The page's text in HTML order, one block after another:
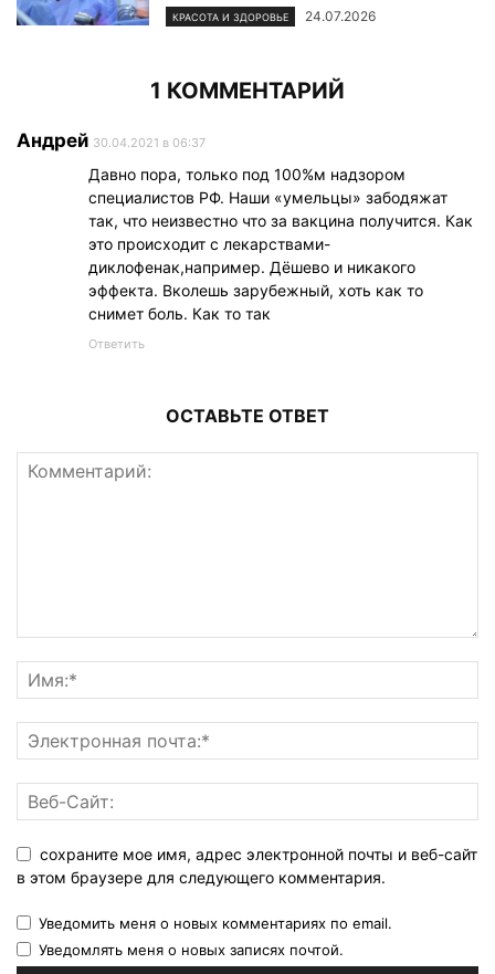
КРАСОТА И ЗДОРОВЬЕ 24.07.2026
1 КОММЕНТАРИЙ
Андрей 30.04.2021 в 06:37
Давно пора, только под 100%м надзором
специалистов РФ. Наши «умельцы» забодяжат
так, что неизвестно что за вакцина получится. Как
это происходит с лекарствами-
диклофенак,например. Дёшево и никакого
эффекта. Вколешь зарубежный, хоть как то
снимет боль. Как то так
Ответить
ОСТАВЬТЕ ОТВЕТ
сохраните мое имя, адрес электронной почты и веб-сайт
в этом браузере для следующего комментария.
Уведомить меня о новых комментариях по email.
Уведомлять меня о новых записях почтой.